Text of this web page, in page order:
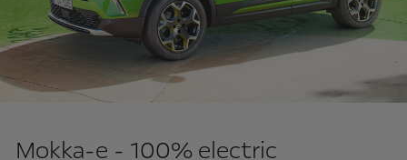
Mokka-e - 100% electric